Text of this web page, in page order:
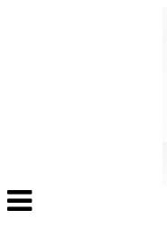
Veksle
navigasjon